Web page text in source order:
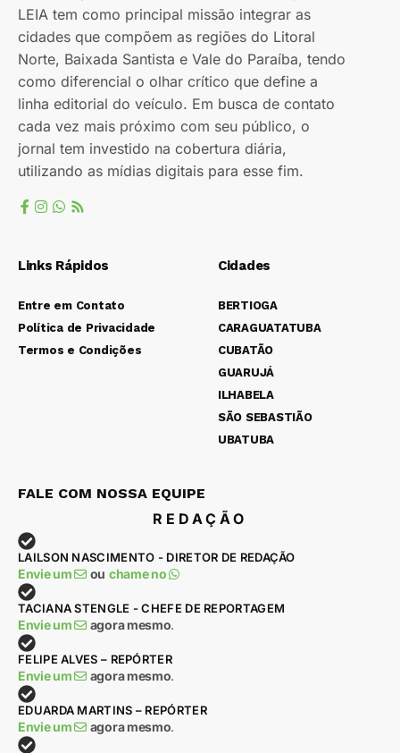
LEIA tem como principal missão integrar as
cidades que compõem as regiões do Litoral
Norte, Baixada Santista e Vale do Paraíba, tendo
como diferencial o olhar crítico que define a
linha editorial do veículo. Em busca de contato
cada vez mais próximo com seu público, o
jornal tem investido na cobertura diária,
utilizando as mídias digitais para esse fim.
Links Rápidos
Entre em Contato
Política de Privacidade
Termos e Condições
Cidades
BERTIOGA
CARAGUATATUBA
CUBATÃO
GUARUJÁ
ILHABELA
SÃO SEBASTIÃO
UBATUBA
FALE COM NOSSA EQUIPE
REDAÇÃO
LAILSON NASCIMENTO - DIRETOR DE REDAÇÃO
Envie um ou chame no
TACIANA STENGLE - CHEFE DE REPORTAGEM
Envie um agora mesmo.
FELIPE ALVES – REPÓRTER
Envie um agora mesmo.
EDUARDA MARTINS – REPÓRTER
Envie um agora mesmo.